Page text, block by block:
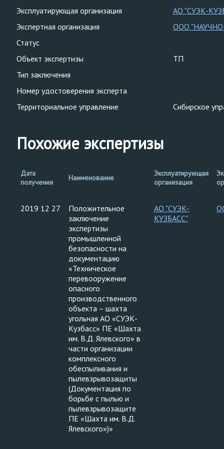
Эксплуатирующая организация
АО "СУЭК-
Экспертная организация
ООО
Статус
Объект экспертизы
ТП
Тип заключения
Номер удостоверения эксперта
Территориальное управление
Сибирское
Похожие экспертизы
Дата
получения
Наименование
Эксплуатирующая
организация
2019 12 27
Положительное
заключение
экспертизы
промышленной
безопасности на
документацию
«Техническое
перевооружение
опасного
производственного
объекта – шахта
угольная АО «СУЭК-
Кузбасс» ПЕ «Шахта
им. В.Д. Ялевского» в
части организации
комплексного
обеспыливания и
пылевзрывозащиты
(Документация по
борьбе с пылью и
пылевзрывозащите
ПЕ «Шахта им. В.Д.
Ялевского»)»
АО "СУЭК-
КУЗБАСС"